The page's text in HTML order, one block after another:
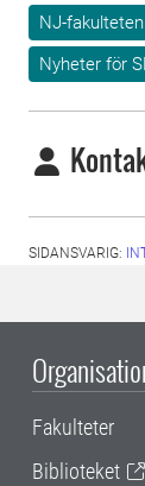
NJ-fakulteten
Nyheter för
SIDANSVARIG:
Fakulteter
Biblioteket